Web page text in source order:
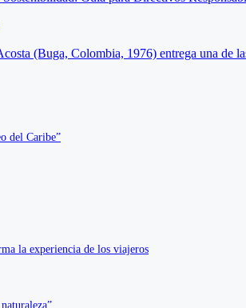
del Caribe”
la experiencia de los viajeros